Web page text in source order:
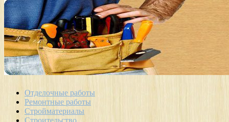
Отделочные работы
Ремонтные работы
Стройматериалы
Строительство